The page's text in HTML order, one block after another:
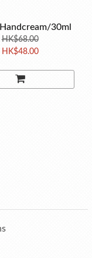
30ml
HK$68.00
HK$48.00